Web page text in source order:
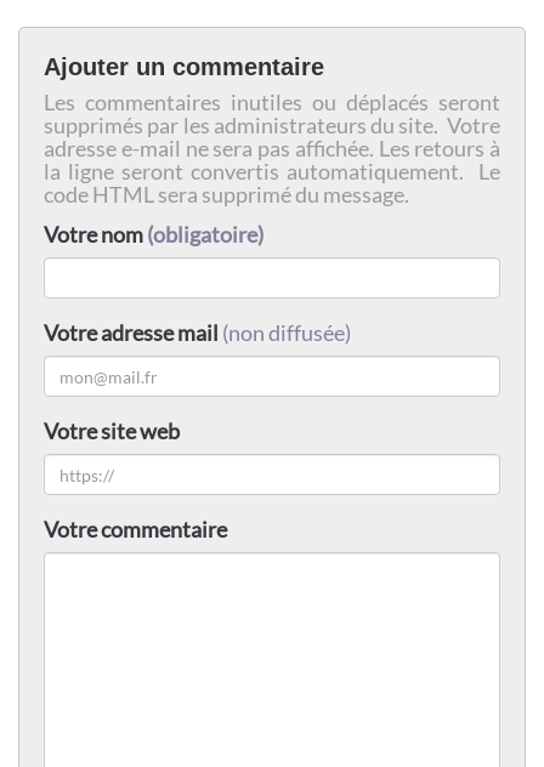
Ajouter un commentaire
Les commentaires inutiles ou déplacés seront
supprimés par les administrateurs du site. Votre
adresse e-mail ne sera pas affichée. Les retours à
la ligne seront convertis automatiquement. Le
code HTML sera supprimé du message.
Votre nom(obligatoire)
Votre adresse mail (non diffusée)
Votre site web
Votre commentaire